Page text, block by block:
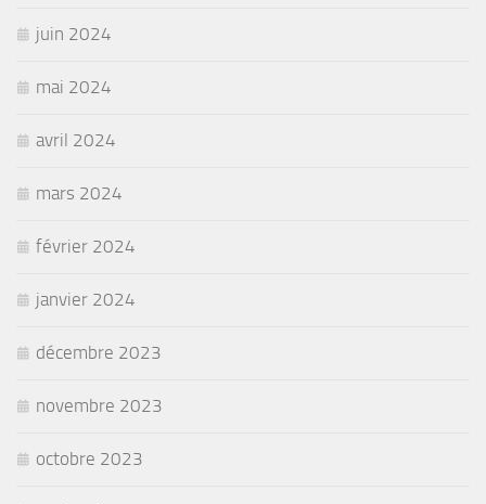
juin 2024
mai 2024
avril 2024
mars 2024
février 2024
janvier 2024
décembre 2023
novembre 2023
octobre 2023